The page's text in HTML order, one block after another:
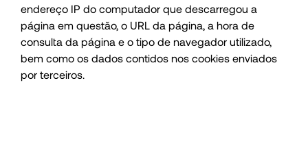
endereço IP do computador que descarregou a
página em questão, o URL da página, a hora de
consulta da página e o tipo de navegador utilizado,
bem como os dados contidos nos cookies enviados
por terceiros.